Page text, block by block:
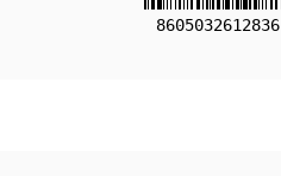
8605032612836